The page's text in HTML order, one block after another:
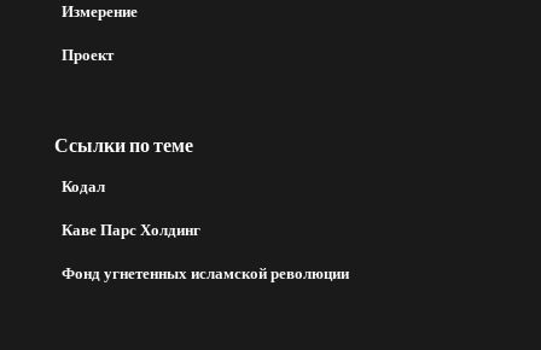
Измерение
Проект
Ссылки по теме
Кодал
Каве Парс Холдинг
Фонд угнетенных исламской революции